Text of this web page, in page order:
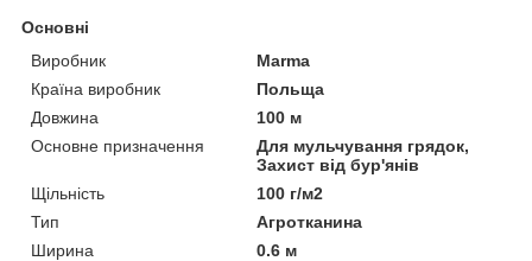
Основні
Виробник
Marma
Країна виробник
Польща
Довжина
100 м
Основне призначення
Для мульчування грядок,
Захист від бур'янів
Щільність
100 г/м2
Тип
Агротканина
Ширина
0.6 м